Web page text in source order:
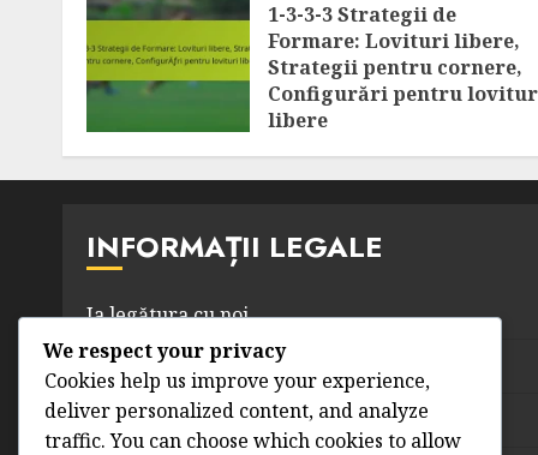
1-3-3-3 Strategii de
Formare: Lovituri libere,
Strategii pentru cornere,
Configurări pentru
libere
INFORMAȚII LEGALE
Ia legătura cu noi
Termeni și condiții
Politica de confidențialitate
We respect your privacy
Cookies help us improve your experience,
deliver personalized content, and analyze
traffic. You can choose which cookies to allow